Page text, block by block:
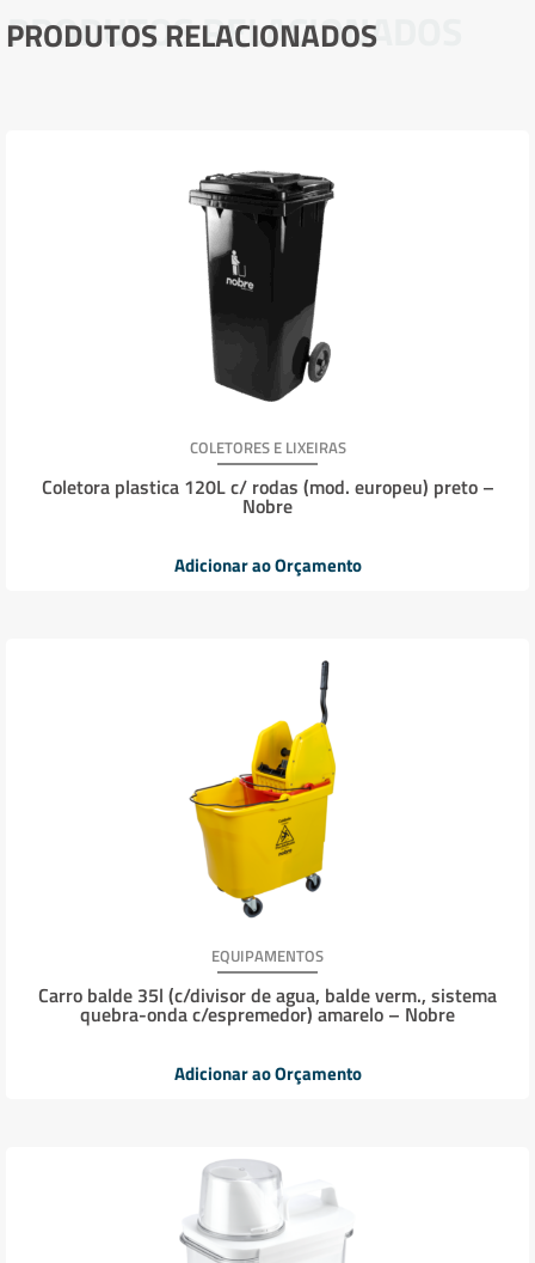
PRODUTOS RELACIONADOS
PRODUTOS RELACIONADOS
COLETORES E LIXEIRAS
Coletora plastica 120L c/ rodas (mod. europeu) preto –
Nobre
Adicionar ao Orçamento
EQUIPAMENTOS
Carro balde 35l (c/divisor de agua, balde verm., sistema
quebra-onda c/espremedor) amarelo – Nobre
Adicionar ao Orçamento